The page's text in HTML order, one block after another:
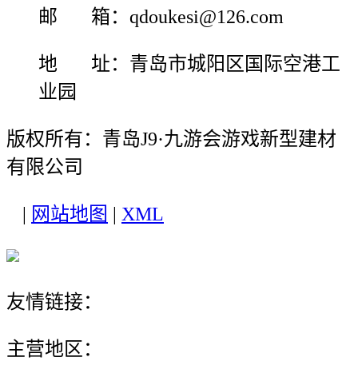
邮 箱：qdoukesi@126.com
地 址：青岛市城阳区国际空港工
业园
版权所有：青岛J9·九游会游戏新型建材
有限公司
网站地图 XML
友情链接：
主营地区：